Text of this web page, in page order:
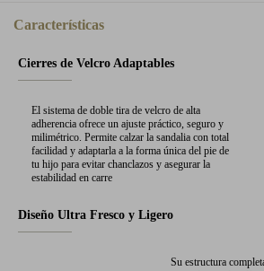
Características
Cierres de Velcro Adaptables
El sistema de doble tira de velcro de alta
adherencia ofrece un ajuste práctico, seguro y
milimétrico. Permite calzar la sandalia con total
facilidad y adaptarla a la forma única del pie de
tu hijo para evitar chanclazos y asegurar la
estabilidad en carre
Diseño Ultra Fresco y Ligero
Su estructura